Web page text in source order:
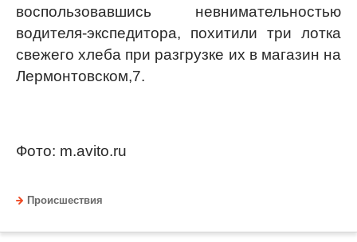
воспользовавшись невнимательностью
водителя-экспедитора, похитили три лотка
свежего хлеба при разгрузке их в магазин на
Лермонтовском,7.
Фото: m.avito.ru
Происшествия